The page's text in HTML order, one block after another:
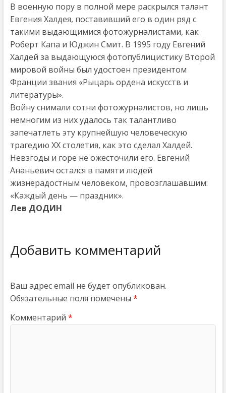
В военную пору в полной мере раскрылся талант
Евгения Халдея, поставивший его в один ряд с
такими выдающимися фотожурналистами, как
Роберт Капа и Юджин Смит. В 1995 году Евгений
Халдей за выдающуюся фотопублицистику Второй
мировой войны был удостоен президентом
Франции звания «Рыцарь ордена искусств и
литературы».
Войну снимали сотни фотожурналистов, но лишь
немногим из них удалось так талантливо
запечатлеть эту крупнейшую человеческую
трагедию ХХ столетия, как это сделал Халдей.
Невзгоды и горе не ожесточили его. Евгений
Ананьевич остался в памяти людей
жизнерадостным человеком, провозглашавшим:
«Каждый день — праздник».
Лев ДОДИН
Добавить комментарий
Ваш адрес email не будет опубликован.
Обязательные поля помечены *
Комментарий *